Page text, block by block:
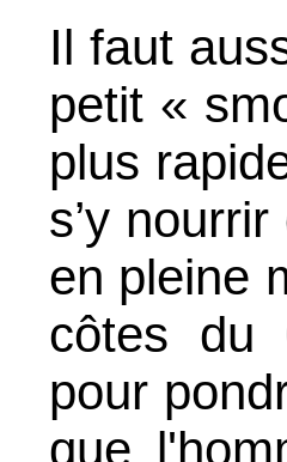
Il faut
petit «
plus
s’y
en pleine
côtes du
pour
que